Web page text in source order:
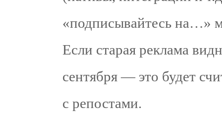
«подписывайтесь на…»
Если старая реклама
сентября — это будет
с репостами.